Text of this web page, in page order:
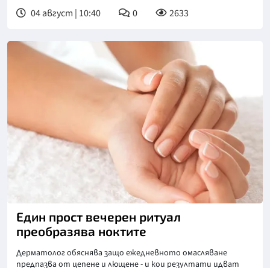
04 август | 10:40 0 2633
Един прост вечерен ритуал
преобразява ноктите
Дерматолог обяснява защо ежедневното омасляване
предпазва от цепене и лющене - и кои резултати идват